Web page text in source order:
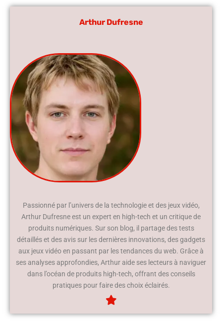
Arthur Dufresne
Passionné par l’univers de la technologie et des jeux vidéo,
Arthur Dufresne est un expert en high-tech et un critique de
produits numériques. Sur son blog, il partage des tests
détaillés et des avis sur les dernières innovations, des gadgets
aux jeux vidéo en passant par les tendances du web. Grâce à
ses analyses approfondies, Arthur aide ses lecteurs à naviguer
dans l’océan de produits high-tech, offrant des conseils
pratiques pour faire des choix éclairés.